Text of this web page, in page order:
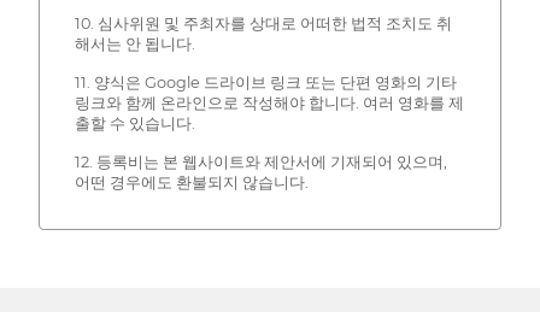
10. 심사위원 및 주최자를 상대로 어떠한 법적 조치도 취
해서는 안 됩니다.
11. 양식은 Google 드라이브 링크 또는 단편 영화의 기타
링크와 함께 온라인으로 작성해야 합니다. 여러 영화를 제
출할 수 있습니다.
12. 등록비는 본 웹사이트와 제안서에 기재되어 있으며,
어떤 경우에도 환불되지 않습니다.